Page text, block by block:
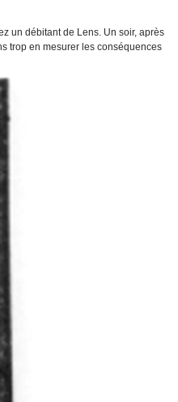
un débitant de Lens. Un soir, après
trop en mesurer les conséquences